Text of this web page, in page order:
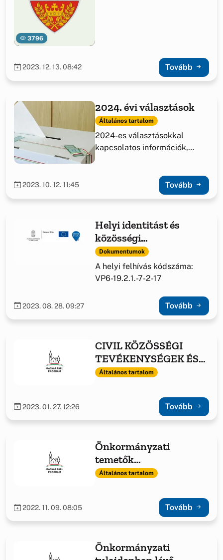
3796
2023. 12. 13. 08:42 Tovább
2024. évi választások
Általános tartalom
2024-es választásokkal
kapcsolatos információk,
2023. 10. 12. 11:45 Tovább
Helyi identitást és
közösségi
együttműködést segítő
fejlesztések támogatása
Dokumentumok
A helyi felhívás kódszáma:
VP6-19.2.1.-7-2-17
2023. 08. 28. 09:27 Tovább
CIVIL KÖZÖSSÉGI
TEVÉKENYSÉGEK ÉS
FELTÉTELEINEK
Általános tartalom
2023. 01. 27. 12:26 Tovább
Önkormányzati
temetők
infrastrukturális
Általános tartalom
2022. 11. 09. 08:05 Tovább
Önkormányzati